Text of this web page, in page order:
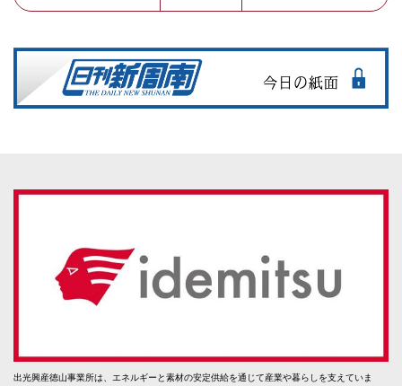
出光興産徳山事業所は、エネルギーと素材の安定供給を通じて産業や暮らしを支えていま